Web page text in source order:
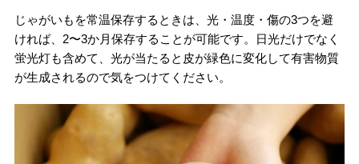
じゃがいもを常温保存するときは、光・温度・傷の3つを避
ければ、2〜3か月保存することが可能です。日光だけでなく
蛍光灯も含めて、光が当たると皮が緑色に変化して有害物質
が生成されるので気をつけてください。